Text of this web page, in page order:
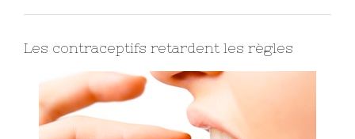
Les contraceptifs retardent les règles